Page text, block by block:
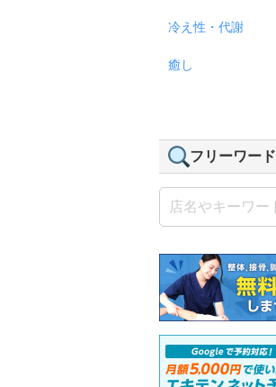
冷え性・代謝
癒し
フリーワード